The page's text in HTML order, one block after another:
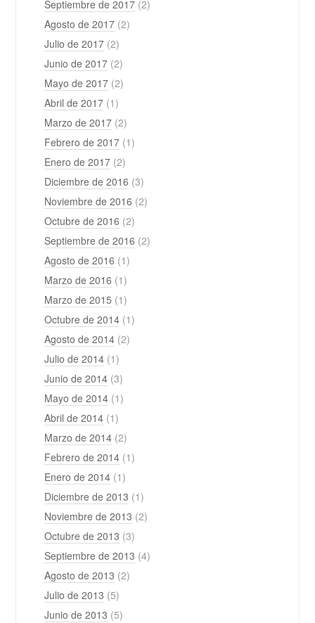
Septiembre de 2017 (2)
Agosto de 2017 (2)
Julio de 2017 (2)
Junio de 2017 (2)
Mayo de 2017 (2)
Abril de 2017 (1)
Marzo de 2017 (2)
Febrero de 2017 (1)
Enero de 2017 (2)
Diciembre de 2016 (3)
Noviembre de 2016 (2)
Octubre de 2016 (2)
Septiembre de 2016 (2)
Agosto de 2016 (1)
Marzo de 2016 (1)
Marzo de 2015 (1)
Octubre de 2014 (1)
Agosto de 2014 (2)
Julio de 2014 (1)
Junio de 2014 (3)
Mayo de 2014 (1)
Abril de 2014 (1)
Marzo de 2014 (2)
Febrero de 2014 (1)
Enero de 2014 (1)
Diciembre de 2013 (1)
Noviembre de 2013 (2)
Octubre de 2013 (3)
Septiembre de 2013 (4)
Agosto de 2013 (2)
Julio de 2013 (5)
Junio de 2013 (5)